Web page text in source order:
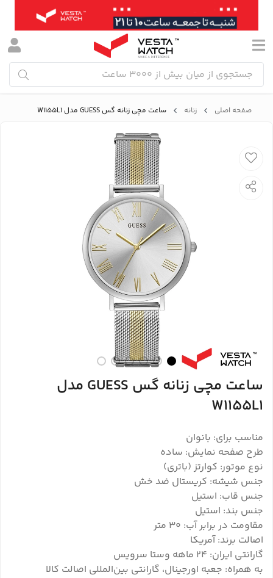
صفحه اصلی زنانه ساعت مچی زنانه گس GUESS مدل W1155L1
ساعت مچی زنانه گس GUESS مدل
W1155L1
مناسب برای: بانوان
طرح صفحه نمایش: ساده
نوع موتور: کوارتز (باتری)
جنس شیشه: کریستال ضد خش
جنس قاب: استیل
جنس بند: استیل
مقاومت در برابر آب: ۳۰ متر
اصالت برند: آمریکا
گارانتی ایران: ۲۴ ماهه وستا سرویس
به همراه: جعبه اورجینال، گارانتی بین‌المللی اصالت کالا